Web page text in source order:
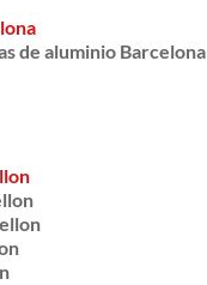
de aluminio Barcelona